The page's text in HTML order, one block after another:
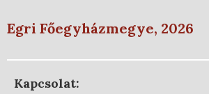
Egri Főegyházmegye, 2026
Kapcsolat: